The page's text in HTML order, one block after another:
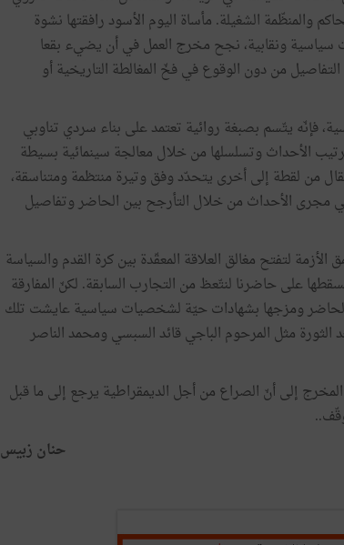
والمنظّمة الشغيلة. مأساة اليوم الأسود رافقتها نشوة
ونقابية، نجح مخرج العمل في أن يضيء بقعا
من دون الوقوع في فخّ المغالطة التاريخية أو
فإنّه يتّسم بصبغة روائية تعتمد على بناء سردي تناوبي
الأحداث وتسلسلها من خلال معالجة سينمائية بسيطة
من لقطة إلى أخرى يتحدّد وفق وتيرة منتظمة ومتناسقة،
الأحداث من خلال التأرجح بين الحاضر وتفاصيل
لتفتح مغالق العلاقة المعقّدة بين كرة القدم والسياسة
على حاضرنا لنتّعظ من التجارب السابقة. لكنّ المفارقة
ومزجها بشهادات حيّة لشخصيات سياسية عايشت تلك
الثورة مثل المرحوم الباجي قائد السبسي ومحمد الناصر
إلى أنّ الصراع من أجل الديمقراطية يرجع إلى ما قبل
حنان زبيس